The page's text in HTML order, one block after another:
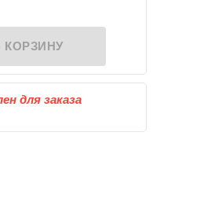
для заказа